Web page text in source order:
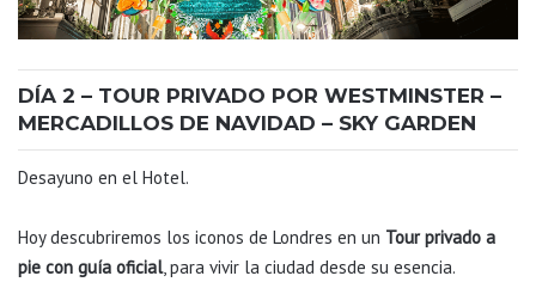
DÍA 2 – TOUR PRIVADO POR WESTMINSTER –
MERCADILLOS DE NAVIDAD – SKY GARDEN
Desayuno en el Hotel.
Hoy descubriremos los iconos de Londres en un Tour privado a
pie con guía oficial, para vivir la ciudad desde su esencia.